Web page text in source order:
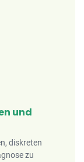
und
diskreten
zu